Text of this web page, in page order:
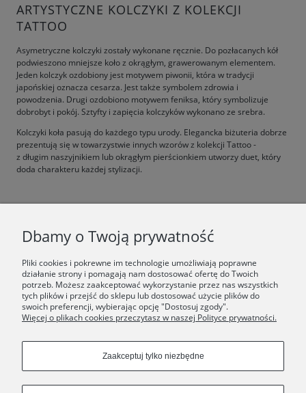
ARTYSTYCZNE KOLCZYKI Z KOLEKCJI
TATTOO
Asymetryczne kolczyki zostały wykonane ręcznie. Do pozłacanych kół
podwieszono mniejsze koło z okrągłym, grawerowanym elementem.
Jeden kolczyk ozdobiony jest motywem piwonii, która w tradycji
japońskiej oznacza cesarza. Jest także symbolem zdrowia i
powodzenia. Drugi ozdobiono motywem feniksa, który symbolizuje
dobrobyt i pokój. Sztyfty i zapięcia kolczyków wykonano ze srebra.
Kolczyki koła pasują do każdego typu urody. Elegancka biżuteria dobrze
prezentują się w towarzystwie innych wzorów z kolekcji Tattoo -
z długim naszyjnikiem lub okrągłym pierścionkiem utworzy duet, który
doda charakteru każdej stylizacji.
ŚWIAT ORSKA
Dołącz do nas:
Copyrights © 2024 - ORSKA
Dbamy o Twoją prywatność
Pliki cookies i pokrewne im technologie umożliwiają poprawne
działanie strony i pomagają nam dostosować ofertę do Twoich
potrzeb. Możesz zaakceptować wykorzystanie przez nas wszystkich
tych plików i przejść do sklepu lub dostosować użycie plików do
swoich preferencji, wybierając opcję "Dostosuj zgody".
Więcej o plikach cookies przeczytasz w naszej Polityce prywatności.
Zaakceptuj tylko niezbędne